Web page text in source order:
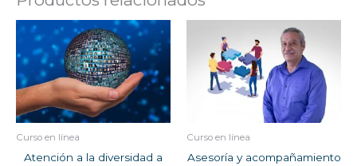
Curso en línea
Atención a la diversidad a
Curso en línea
Asesoría y acompañamiento